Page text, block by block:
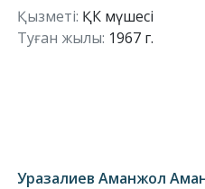
Қызметі: ҚК мүшесі
Туған жылы: 1967 г.
Уразалиев Аманжол